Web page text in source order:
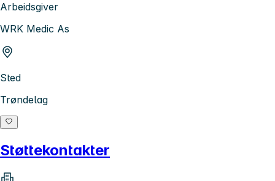
Arbeidsgiver
WRK Medic As
Sted
Trøndelag
Støttekontakter